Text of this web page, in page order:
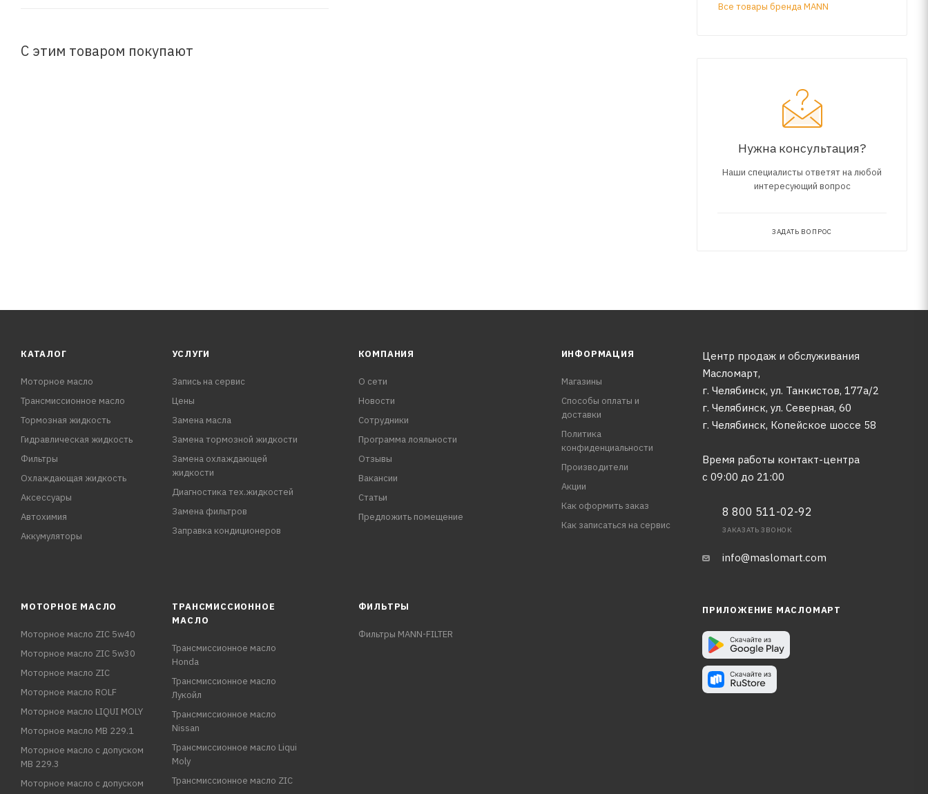
С этим товаром покупают
Все товары бренда MANN
Нужна консультация?
Наши специалисты ответят на любой
интересующий вопрос
ЗАДАТЬ ВОПРОС
КАТАЛОГ
Моторное масло
Трансмиссионное масло
Тормозная жидкость
Гидравлическая жидкость
Фильтры
Охлаждающая жидкость
Аксессуары
Автохимия
Аккумуляторы
УСЛУГИ
Запись на сервис
Цены
Замена масла
Замена тормозной жидкости
Замена охлаждающей
жидкости
Диагностика тех.жидкостей
Замена фильтров
Заправка кондиционеров
КОМПАНИЯ
О сети
Новости
Сотрудники
Программа лояльности
Отзывы
Вакансии
Статьи
Предложить помещение
ИНФОРМАЦИЯ
Магазины
Способы оплаты и
доставки
Политика
конфиденциальности
Производители
Акции
Как оформить заказ
Как записаться на сервис
Центр продаж и обслуживания
Масломарт,
г. Челябинск, ул. Танкистов, 177а/2
г. Челябинск, ул. Северная, 60
г. Челябинск, Копейское шоссе 58
Время работы контакт-центра
с 09:00 до 21:00
8 800 511-02-92
ЗАКАЗАТЬ ЗВОНОК
info@maslomart.com
МОТОРНОЕ МАСЛО
Моторное масло ZIC 5w40
Моторное масло ZIC 5w30
Моторное масло ZIC
Моторное масло ROLF
Моторное масло LIQUI MOLY
Моторное масло MB 229.1
Моторное масло с допуском
MB 229.3
Моторное масло с допуском
ТРАНСМИССИОННОЕ
МАСЛО
Трансмиссионное масло
Honda
Трансмиссионное масло
Лукойл
Трансмиссионное масло
Nissan
Трансмиссионное масло Liqui
Moly
Трансмиссионное масло ZIC
ФИЛЬТРЫ
Фильтры MANN-FILTER
ПРИЛОЖЕНИЕ МАСЛОМАРТ